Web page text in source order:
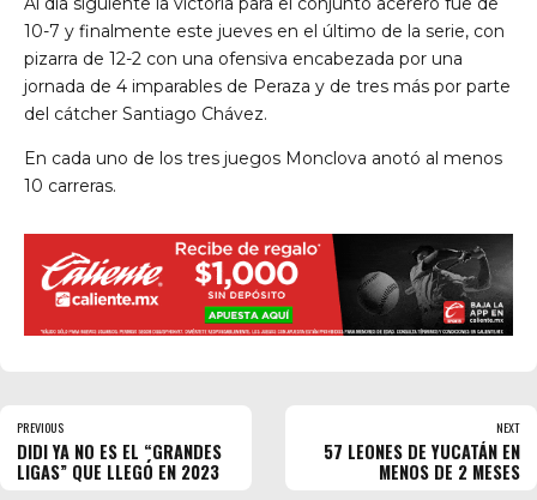
10-7 y finalmente este jueves en el último de la serie, con
pizarra de 12-2 con una ofensiva encabezada por una
jornada de 4 imparables de Peraza y de tres más por parte
del cátcher Santiago Chávez.
En cada uno de los tres juegos Monclova anotó al menos
10 carreras.
PREVIOUS
DIDI YA NO ES EL “GRANDES
LIGAS” QUE LLEGÓ EN 2023
NEXT
57 LEONES DE YUCATÁN EN
MENOS DE 2 MESES